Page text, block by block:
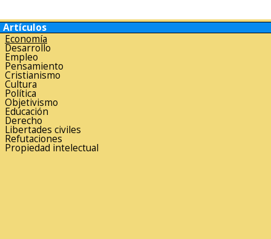
Artículos
Economía
Desarrollo
Empleo
Pensamiento
Cristianismo
Cultura
Política
Objetivismo
Educación
Derecho
Libertades civiles
Refutaciones
Propiedad intelectual